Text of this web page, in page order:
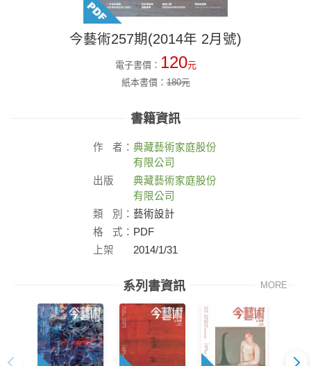
今藝術257期(2014年 2月號)
電子書價： 120元
紙本書價：180元
書籍資訊
作 者： 典藏藝術家庭股份
有限公司
出版
典藏藝術家庭股份
有限公司
類
別： 藝術設計
格
式： PDF
上架
2014/1/31
系列書資訊 MORE